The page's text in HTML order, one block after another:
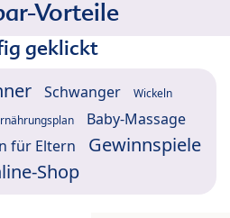
Vorteile
geklickt
Schwanger Wickeln
Baby-Massage
für Eltern
Gewinnspiele
Shop